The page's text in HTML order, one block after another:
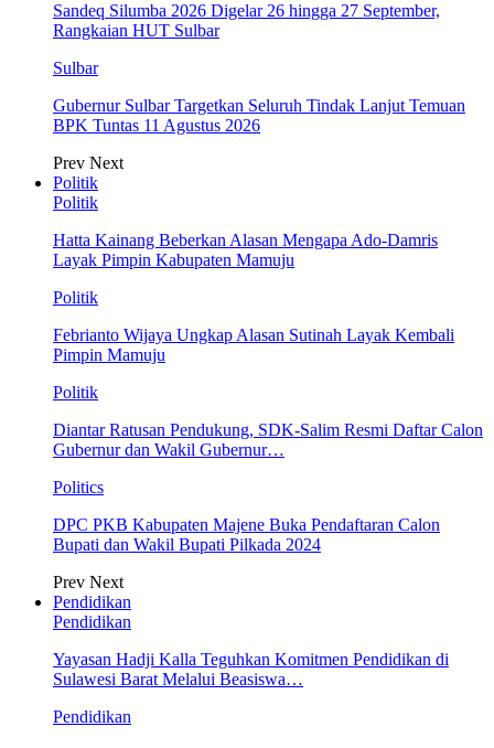
Sandeq Silumba 2026 Digelar 26 hingga 27 September,
Rangkaian HUT Sulbar
Sulbar
Gubernur Sulbar Targetkan Seluruh Tindak Lanjut Temuan
BPK Tuntas 11 Agustus 2026
Prev Next
Politik
Politik
Hatta Kainang Beberkan Alasan Mengapa Ado-Damris
Layak Pimpin Kabupaten Mamuju
Politik
Febrianto Wijaya Ungkap Alasan Sutinah Layak Kembali
Pimpin Mamuju
Politik
Diantar Ratusan Pendukung, SDK-Salim Resmi Daftar Calon
Gubernur dan Wakil Gubernur…
Politics
DPC PKB Kabupaten Majene Buka Pendaftaran Calon
Bupati dan Wakil Bupati Pilkada 2024
Prev Next
Pendidikan
Pendidikan
Yayasan Hadji Kalla Teguhkan Komitmen Pendidikan di
Sulawesi Barat Melalui Beasiswa…
Pendidikan